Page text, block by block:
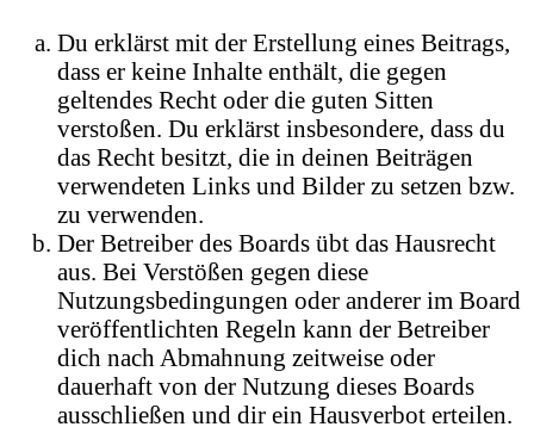
Du erklärst mit der Erstellung eines Beitrags,
dass er keine Inhalte enthält, die gegen
geltendes Recht oder die guten Sitten
verstoßen. Du erklärst insbesondere, dass du
das Recht besitzt, die in deinen Beiträgen
verwendeten Links und Bilder zu setzen bzw.
zu verwenden.
Der Betreiber des Boards übt das Hausrecht
aus. Bei Verstößen gegen diese
Nutzungsbedingungen oder anderer im Board
veröffentlichten Regeln kann der Betreiber
dich nach Abmahnung zeitweise oder
dauerhaft von der Nutzung dieses Boards
ausschließen und dir ein Hausverbot erteilen.